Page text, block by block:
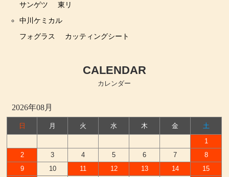
サンゲツ
東リ
中川ケミカル
フォグラス
カッティングシート
CALENDAR
カレンダー
2026年08月
日 月 火 水 木 金
土
1
2
3 4 5 6 7
8
9
10 11 12 13 14
15